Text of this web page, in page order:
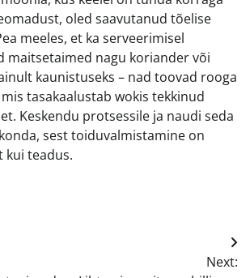
oled saavutanud tõelise
meeles, et ka serveerimisel
maitsetaimed nagu koriander või
kaunistuseks – nad toovad rooga
tasakaalustab wokis tekkinud
Keskendu protsessile ja naudi seda
sest toiduvalmistamine on
kui teadus.
Next: